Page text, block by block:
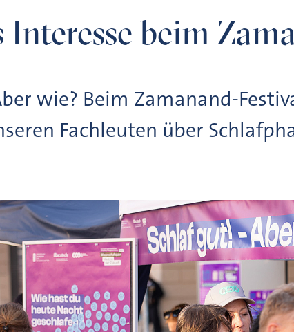
Interesse beim
wie? Beim Zamanand-
Fachleuten über